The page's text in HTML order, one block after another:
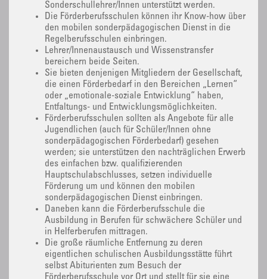
Sonderschullehrer/Innen unterstützt werden.
Die Förderberufsschulen können ihr Know-how über
den mobilen sonderpädagogischen Dienst in die
Regelberufsschulen einbringen.
Lehrer/Innenaustausch und Wissenstransfer
bereichern beide Seiten.
Sie bieten denjenigen Mitgliedern der Gesellschaft,
die einen Förderbedarf in den Bereichen „Lernen“
oder „emotionale-soziale Entwicklung“ haben,
Entfaltungs- und Entwicklungsmöglichkeiten.
Förderberufsschulen sollten als Angebote für alle
Jugendlichen (auch für Schüler/Innen ohne
sonderpädagogischen Förderbedarf) gesehen
werden; sie unterstützen den nachträglichen Erwerb
des einfachen bzw. qualifizierenden
Hauptschulabschlusses, setzen individuelle
Förderung um und können den mobilen
sonderpädagogischen Dienst einbringen.
Daneben kann die Förderberufsschule die
Ausbildung in Berufen für schwächere Schüler und
in Helferberufen mittragen.
Die große räumliche Entfernung zu deren
eigentlichen schulischen Ausbildungsstätte führt
selbst Abiturienten zum Besuch der